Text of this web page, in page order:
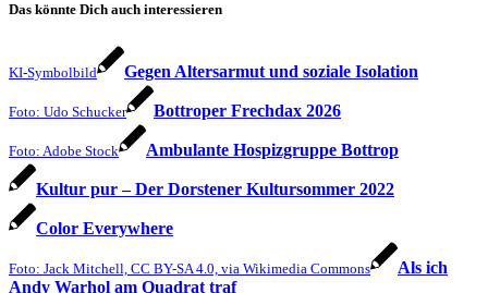
Das könnte Dich auch interessieren
KI-Symbolbild Gegen Altersarmut und soziale Isolation
Foto: Udo Schucker Bottroper Frechdax 2026
Foto: Adobe Stock Ambulante Hospizgruppe Bottrop
Kultur pur – Der Dorstener Kultursommer 2022
Color Everywhere
Foto: Jack Mitchell, CC BY-SA 4.0, via Wikimedia Commons
Als ich
Andy Warhol am Quadrat traf